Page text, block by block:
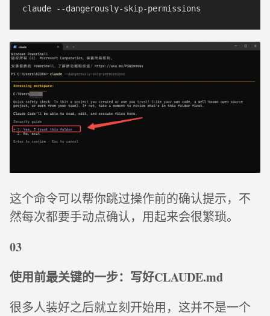
这个命令可以帮你跳过操作前的确认提示，不
然每次都要手动点确认，用起来会很繁琐。
03
使用前最关键的一步：写好CLAUDE.md
很多人装好之后就立刻开始用，这并不是一个